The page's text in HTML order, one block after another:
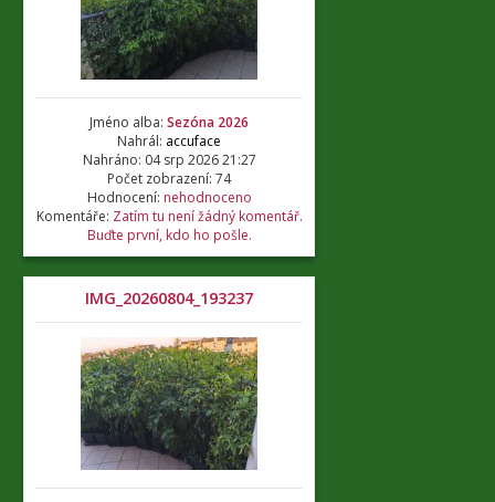
Jméno alba: Sezóna 2026
Nahrál: accuface
Nahráno: 04 srp 2026 21:27
Počet zobrazení: 74
Hodnocení: nehodnoceno
Komentáře: Zatím tu není žádný komentář.
Buďte první, kdo ho pošle.
IMG_20260804_193237